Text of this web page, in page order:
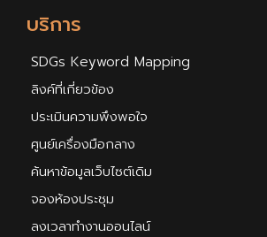
บริการ
SDGs Keyword Mapping
ลิงค์ที่เกี่ยวข้อง
ประเมินความพึงพอใจ
ศูนย์เครื่องมือกลาง
ค้นหาข้อมูลเว็บไซต์เดิม
จองห้องประชุม
ลงเวลาทำงานออนไลน์